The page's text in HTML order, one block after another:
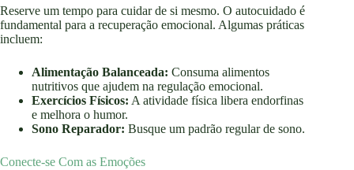
Reserve um tempo para cuidar de si mesmo. O autocuidado é
fundamental para a recuperação emocional. Algumas práticas
incluem:
Alimentação Balanceada: Consuma alimentos
nutritivos que ajudem na regulação emocional.
Exercícios Físicos: A atividade física libera endorfinas
e melhora o humor.
Sono Reparador: Busque um padrão regular de sono.
Conecte-se Com as Emoções